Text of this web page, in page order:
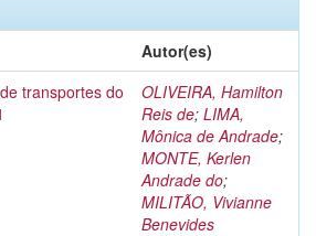
Autor(es)
transportes do
OLIVEIRA, Hamilton
Reis de; LIMA,
Mônica de Andrade;
MONTE, Kerlen
Andrade do;
MILITÃO, Vivianne
Benevides